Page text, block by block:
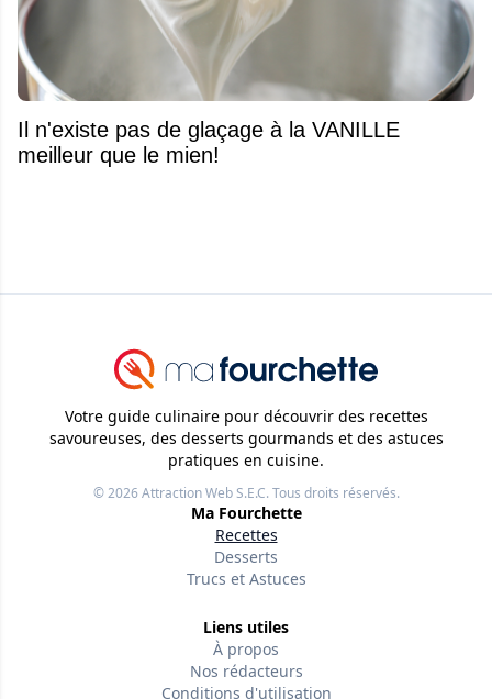
Il n'existe pas de glaçage à la VANILLE
meilleur que le mien!
Votre guide culinaire pour découvrir des recettes
savoureuses, des desserts gourmands et des astuces
pratiques en cuisine.
© 2026Attraction Web S.E.C.Tous droits réservés.
Ma Fourchette
Recettes
Desserts
Trucs et Astuces
Liens utiles
À propos
Nos rédacteurs
Conditions d'utilisation